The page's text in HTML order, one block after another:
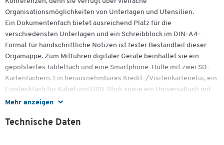
Mehr anzeigen
Organisationsmöglichkeiten von Unterlagen und Utensilien.
Ein Dokumentenfach bietet ausreichend Platz für die
verschiedensten Unterlagen und ein Schreibblock im DIN-A4-
Format für handschriftliche Notizen ist fester Bestandteil dieser
Orgamappe. Zum Mitführen digitaler Geräte beinhaltet sie ein
gepolstertes Tabletfach und eine Smartphone-Hülle mit zwei SD-
Kartenfächern. Ein herausnehmbares Kredit-/Visitenkartenetui, ein
Einsteckfach für Kabel und USB-Stick sowie ein Universalfach mit
zwei Visitenkartenfächern unterstreichen den hohen
Weitere Ausstattung:
Technische Daten